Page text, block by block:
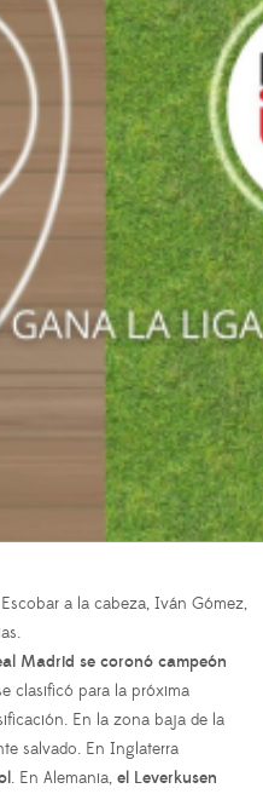
a la cabeza, Iván Gómez,
Madrid se coronó campeón
clasificó para la próxima
En la zona baja de la
salvado. En Inglaterra
. En Alemania, el Leverkusen